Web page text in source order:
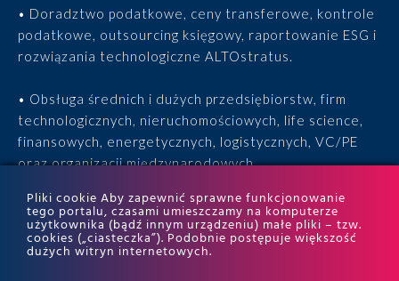
• Doradztwo podatkowe, ceny transferowe, kontrole
podatkowe, outsourcing księgowy, raportowanie ESG i
rozwiązania technologiczne ALTOstratus.
• Obsługa średnich i dużych przedsiębiorstw, firm
technologicznych, nieruchomościowych, life science,
finansowych, energetycznych, logistycznych, VC/PE
oraz organizacji międzynarodowych.
• 15 lat doświadczenia, 170 ekspertów, tysiące
zrealizowanych projektów i wyróżnienia w rankingach
ITR World Tax i ITR World TP.
Pliki cookie Aby zapewnić sprawne funkcjonowanie
tego portalu, czasami umieszczamy na komputerze
użytkownika (bądź innym urządzeniu) małe pliki – tzw.
cookies („ciasteczka”). Podobnie postępuje większość
dużych witryn internetowych.